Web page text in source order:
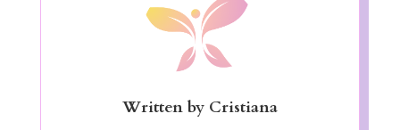
Written by Cristiana